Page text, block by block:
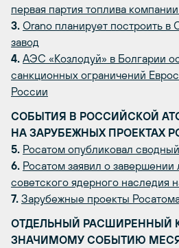
первая партия топлива
3. Orano планирует построить
завод
4. АЭС «Козлодуй» в Болгарии
санкционных ограничений
России
СОБЫТИЯ В РОССИЙСКОЙ
НА ЗАРУБЕЖНЫХ ПРОЕКТАХ
5. Росатом опубликовал
6. Росатом заявил о завершении
советского ядерного наследия
7. Зарубежные проекты
ОТДЕЛЬНЫЙ РАСШИРЕННЫЙ
ЗНАЧИМОМУ СОБЫТИЮ